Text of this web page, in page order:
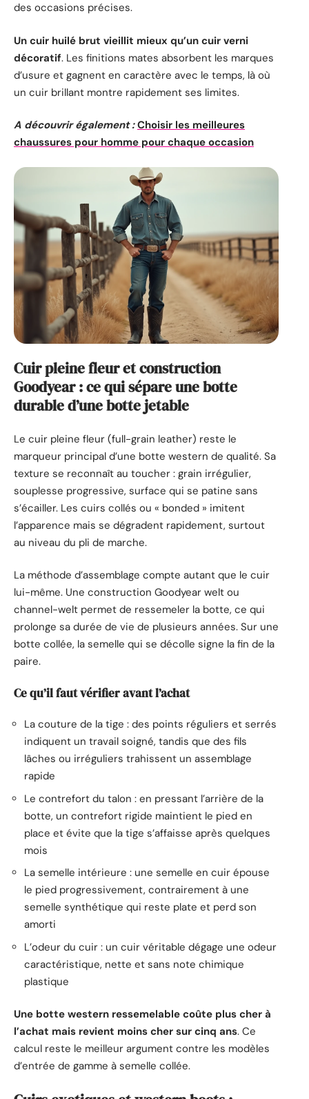
des occasions précises.
Un cuir huilé brut vieillit mieux qu’un cuir verni
décoratif. Les finitions mates absorbent les marques
d’usure et gagnent en caractère avec le temps, là où
un cuir brillant montre rapidement ses limites.
A découvrir également : Choisir les meilleures
chaussures pour homme pour chaque occasion
Cuir pleine fleur et construction
Goodyear : ce qui sépare une botte
durable d’une botte jetable
Le cuir pleine fleur (full-grain leather) reste le
marqueur principal d’une botte western de qualité. Sa
texture se reconnaît au toucher : grain irrégulier,
souplesse progressive, surface qui se patine sans
s’écailler. Les cuirs collés ou « bonded » imitent
l’apparence mais se dégradent rapidement, surtout
au niveau du pli de marche.
La méthode d’assemblage compte autant que le cuir
lui-même. Une construction Goodyear welt ou
channel-welt permet de ressemeler la botte, ce qui
prolonge sa durée de vie de plusieurs années. Sur une
botte collée, la semelle qui se décolle signe la fin de la
paire.
Ce qu’il faut vérifier avant l’achat
La couture de la tige : des points réguliers et serrés
indiquent un travail soigné, tandis que des fils
lâches ou irréguliers trahissent un assemblage
rapide
Le contrefort du talon : en pressant l’arrière de la
botte, un contrefort rigide maintient le pied en
place et évite que la tige s’affaisse après quelques
mois
La semelle intérieure : une semelle en cuir épouse
le pied progressivement, contrairement à une
semelle synthétique qui reste plate et perd son
amorti
L’odeur du cuir : un cuir véritable dégage une odeur
caractéristique, nette et sans note chimique
plastique
Une botte western ressemelable coûte plus cher à
l’achat mais revient moins cher sur cinq ans. Ce
calcul reste le meilleur argument contre les modèles
d’entrée de gamme à semelle collée.